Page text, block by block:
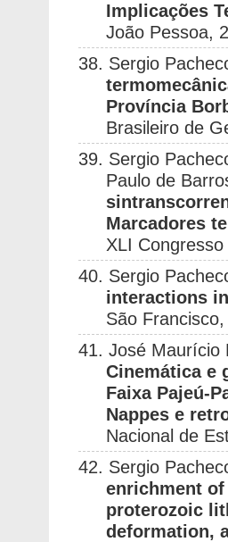
Implicações
João Pessoa,
38. Sergio
Província
Brasileiro de
39. Sergio
Paulo de
Marcadores
XLI
40. Sergio
interactions
São
41. José Maurício
Cinemática e
Faixa Pajeú-
Nappes e
Nacional de
42. Sergio
enrichment
proterozoic
deformation,